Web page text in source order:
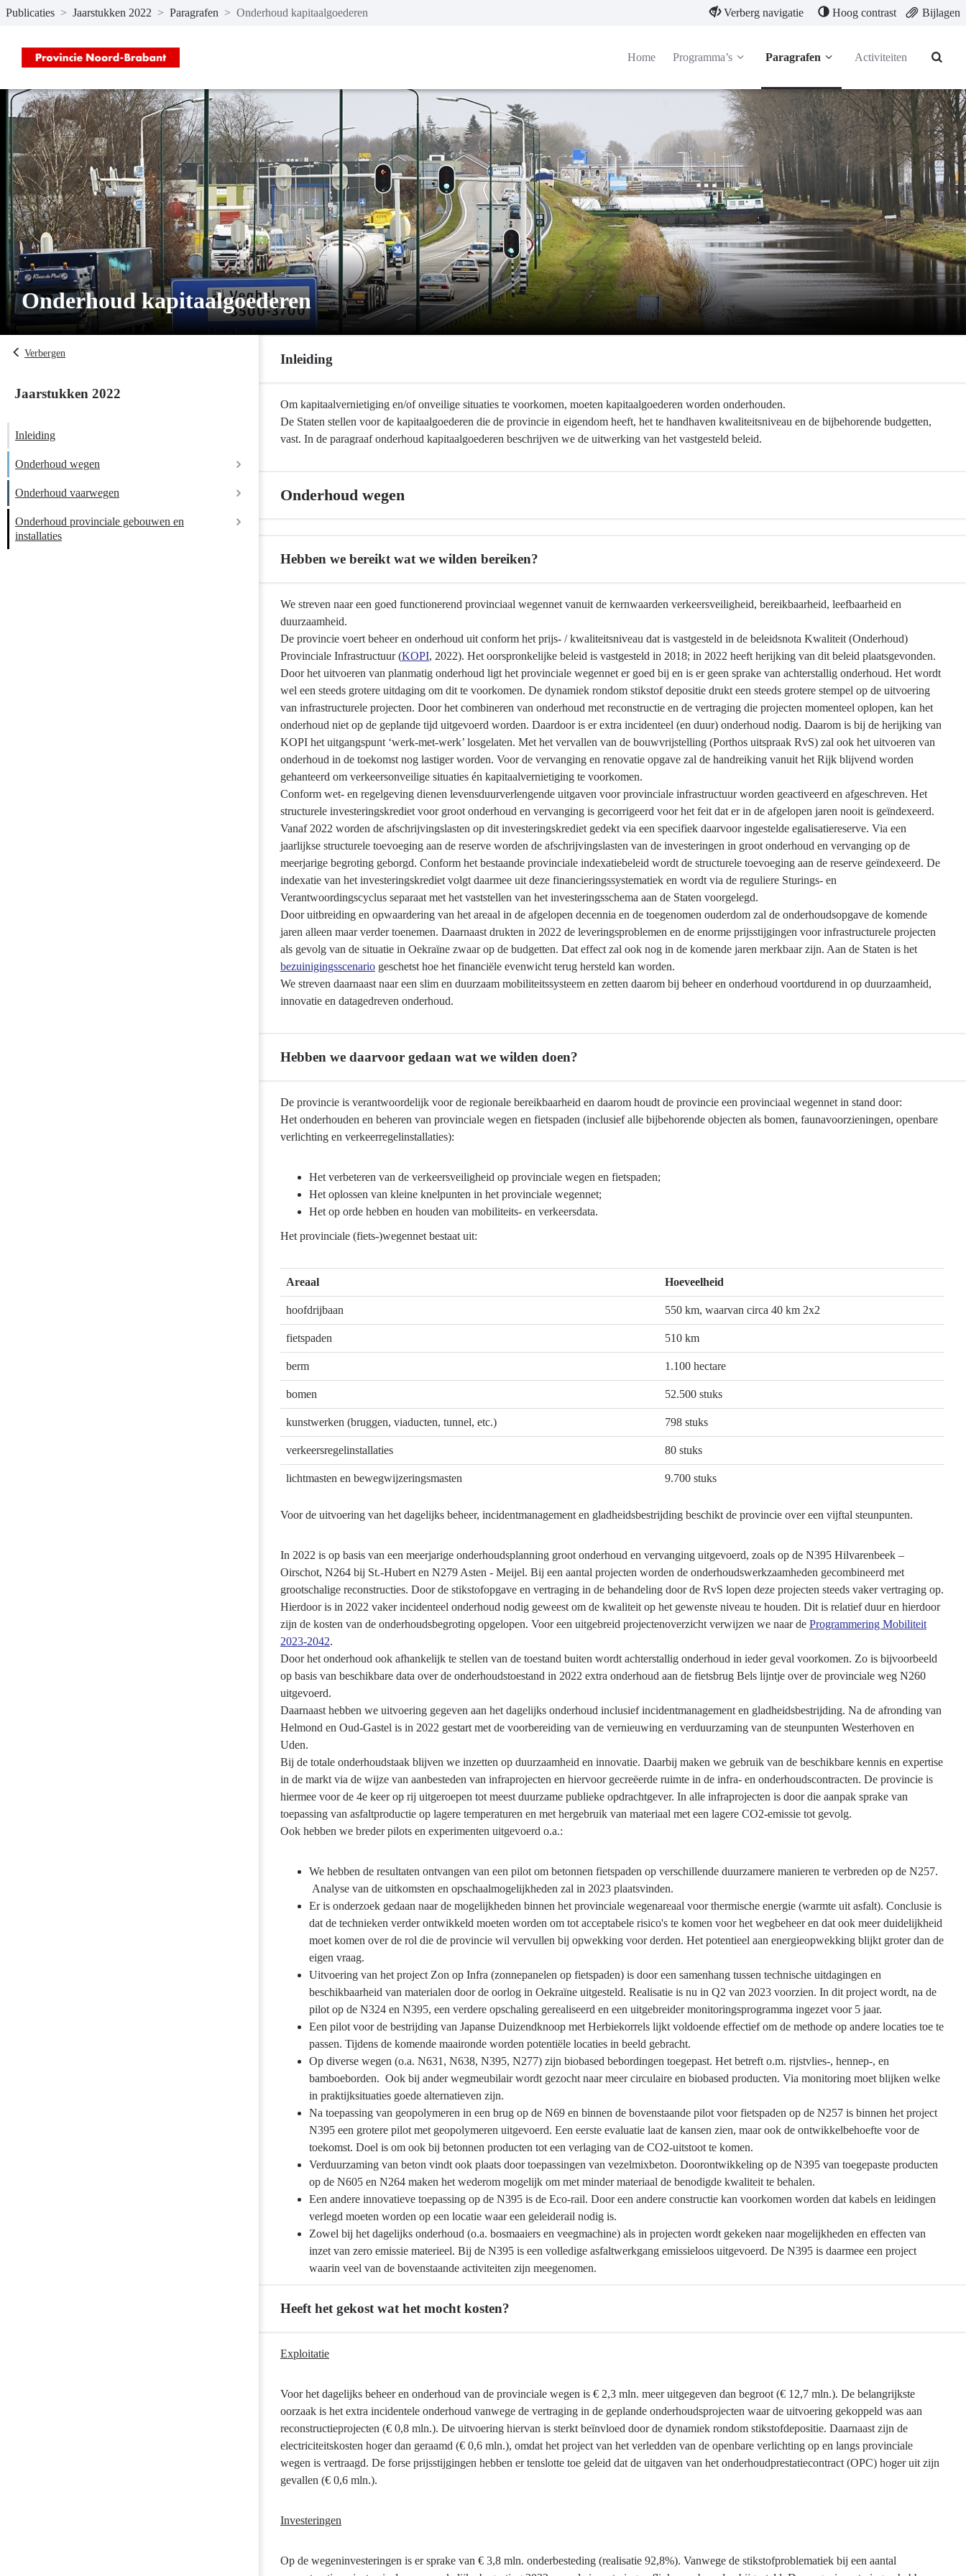
Naar hoofdinhoud
Publicaties > Jaarstukken 2022 > Paragrafen > Onderhoud kapitaalgoederen Verberg navigatie Hoog contrast Bijlagen
Home Programma’s Paragrafen Activiteiten
Onderhoud kapitaalgoederen
Verbergen
Jaarstukken 2022
Inleiding
Onderhoud wegen
Onderhoud vaarwegen
Hebben we bereikt wat we wilden bereiken?
Onderhoud provinciale gebouwen en
installaties
Inleiding
Terug
navigatie
kapitaalgoederen
Om kapitaalvernietiging en/of onveilige situaties te voorkomen, moeten kapitaalgoederen worden onderhouden.
De Staten stellen voor de kapitaalgoederen die de provincie in eigendom heeft, het te handhaven kwaliteitsniveau en de bijbehorende budgetten,
vast. In de paragraaf onderhoud kapitaalgoederen beschrijven we de uitwerking van het vastgesteld beleid.
Onderhoud wegen
Hebben we bereikt wat we wilden bereiken?
Terug
navigatie
Onderhoud
wegen
Hebben
bereikt
wilden
bereiken?
We streven naar een goed functionerend provinciaal wegennet vanuit de kernwaarden verkeersveiligheid, bereikbaarheid, leefbaarheid en
duurzaamheid.
De provincie voert beheer en onderhoud uit conform het prijs- / kwaliteitsniveau dat is vastgesteld in de beleidsnota Kwaliteit (Onderhoud)
Provinciale Infrastructuur (KOPI, 2022). Het oorspronkelijke beleid is vastgesteld in 2018; in 2022 heeft herijking van dit beleid plaatsgevonden.
Door het uitvoeren van planmatig onderhoud ligt het provinciale wegennet er goed bij en is er geen sprake van achterstallig onderhoud. Het wordt
wel een steeds grotere uitdaging om dit te voorkomen. De dynamiek rondom stikstof depositie drukt een steeds grotere stempel op de uitvoering
van infrastructurele projecten. Door het combineren van onderhoud met reconstructie en de vertraging die projecten momenteel oplopen, kan het
onderhoud niet op de geplande tijd uitgevoerd worden. Daardoor is er extra incidenteel (en duur) onderhoud nodig. Daarom is bij de herijking van
KOPI het uitgangspunt ‘werk-met-werk’ losgelaten. Met het vervallen van de bouwvrijstelling (Porthos uitspraak RvS) zal ook het uitvoeren van
onderhoud in de toekomst nog lastiger worden. Voor de vervanging en renovatie opgave zal de handreiking vanuit het Rijk blijvend worden
gehanteerd om verkeersonveilige situaties én kapitaalvernietiging te voorkomen.
Conform wet- en regelgeving dienen levensduurverlengende uitgaven voor provinciale infrastructuur worden geactiveerd en afgeschreven. Het
structurele investeringskrediet voor groot onderhoud en vervanging is gecorrigeerd voor het feit dat er in de afgelopen jaren nooit is geïndexeerd.
Vanaf 2022 worden de afschrijvingslasten op dit investeringskrediet gedekt via een specifiek daarvoor ingestelde egalisatiereserve. Via een
jaarlijkse structurele toevoeging aan de reserve worden de afschrijvingslasten van de investeringen in groot onderhoud en vervanging op de
meerjarige begroting geborgd. Conform het bestaande provinciale indexatiebeleid wordt de structurele toevoeging aan de reserve geïndexeerd. De
indexatie van het investeringskrediet volgt daarmee uit deze financieringssystematiek en wordt via de reguliere Sturings- en
Verantwoordingscyclus separaat met het vaststellen van het investeringsschema aan de Staten voorgelegd.
Door uitbreiding en opwaardering van het areaal in de afgelopen decennia en de toegenomen ouderdom zal de onderhoudsopgave de komende
jaren alleen maar verder toenemen. Daarnaast drukten in 2022 de leveringsproblemen en de enorme prijsstijgingen voor infrastructurele projecten
als gevolg van de situatie in Oekraïne zwaar op de budgetten. Dat effect zal ook nog in de komende jaren merkbaar zijn. Aan de Staten is het
bezuinigingsscenario geschetst hoe het financiële evenwicht terug hersteld kan worden.
We streven daarnaast naar een slim en duurzaam mobiliteitssysteem en zetten daarom bij beheer en onderhoud voortdurend in op duurzaamheid,
innovatie en datagedreven onderhoud.
Hebben we daarvoor gedaan wat we wilden doen?
Terug
navigatie
Onderhoud
wilden
De provincie is verantwoordelijk voor de regionale bereikbaarheid en daarom houdt de provincie een provinciaal wegennet in stand door:
Het onderhouden en beheren van provinciale wegen en fietspaden (inclusief alle bijbehorende objecten als bomen, faunavoorzieningen, openbare
verlichting en verkeerregelinstallaties):
Het verbeteren van de verkeersveiligheid op provinciale wegen en fietspaden;
Het oplossen van kleine knelpunten in het provinciale wegennet;
Het op orde hebben en houden van mobiliteits- en verkeersdata.
Het provinciale (fiets-)wegennet bestaat uit:
Areaal Hoeveelheid
hoofdrijbaan 550 km, waarvan circa 40 km 2x2
fietspaden 510 km
berm 1.100 hectare
bomen 52.500 stuks
kunstwerken (bruggen, viaducten, tunnel, etc.) 798 stuks
verkeersregelinstallaties 80 stuks
lichtmasten en bewegwijzeringsmasten 9.700 stuks
Voor de uitvoering van het dagelijks beheer, incidentmanagement en gladheidsbestrijding beschikt de provincie over een vijftal steunpunten.
In 2022 is op basis van een meerjarige onderhoudsplanning groot onderhoud en vervanging uitgevoerd, zoals op de N395 Hilvarenbeek –
Oirschot, N264 bij St.-Hubert en N279 Asten - Meijel. Bij een aantal projecten worden de onderhoudswerkzaamheden gecombineerd met
grootschalige reconstructies. Door de stikstofopgave en vertraging in de behandeling door de RvS lopen deze projecten steeds vaker vertraging op.
Hierdoor is in 2022 vaker incidenteel onderhoud nodig geweest om de kwaliteit op het gewenste niveau te houden. Dit is relatief duur en hierdoor
zijn de kosten van de onderhoudsbegroting opgelopen. Voor een uitgebreid projectenoverzicht verwijzen we naar de Programmering Mobiliteit
2023-2042.
Door het onderhoud ook afhankelijk te stellen van de toestand buiten wordt achterstallig onderhoud in ieder geval voorkomen. Zo is bijvoorbeeld
op basis van beschikbare data over de onderhoudstoestand in 2022 extra onderhoud aan de fietsbrug Bels lijntje over de provinciale weg N260
uitgevoerd.
Daarnaast hebben we uitvoering gegeven aan het dagelijks onderhoud inclusief incidentmanagement en gladheidsbestrijding. Na de afronding van
Helmond en Oud-Gastel is in 2022 gestart met de voorbereiding van de vernieuwing en verduurzaming van de steunpunten Westerhoven en
Uden.
Bij de totale onderhoudstaak blijven we inzetten op duurzaamheid en innovatie. Daarbij maken we gebruik van de beschikbare kennis en expertise
in de markt via de wijze van aanbesteden van infraprojecten en hiervoor gecreëerde ruimte in de infra- en onderhoudscontracten. De provincie is
hiermee voor de 4e keer op rij uitgeroepen tot meest duurzame publieke opdrachtgever. In alle infraprojecten is door die aanpak sprake van
toepassing van asfaltproductie op lagere temperaturen en met hergebruik van materiaal met een lagere CO2-emissie tot gevolg.
Ook hebben we breder pilots en experimenten uitgevoerd o.a.:
We hebben de resultaten ontvangen van een pilot om betonnen fietspaden op verschillende duurzamere manieren te verbreden op de N257.
Analyse van de uitkomsten en opschaalmogelijkheden zal in 2023 plaatsvinden.
Er is onderzoek gedaan naar de mogelijkheden binnen het provinciale wegenareaal voor thermische energie (warmte uit asfalt). Conclusie is
dat de technieken verder ontwikkeld moeten worden om tot acceptabele risico's te komen voor het wegbeheer en dat ook meer duidelijkheid
moet komen over de rol die de provincie wil vervullen bij opwekking voor derden. Het potentieel aan energieopwekking blijkt groter dan de
eigen vraag.
Uitvoering van het project Zon op Infra (zonnepanelen op fietspaden) is door een samenhang tussen technische uitdagingen en
beschikbaarheid van materialen door de oorlog in Oekraïne uitgesteld. Realisatie is nu in Q2 van 2023 voorzien. In dit project wordt, na de
pilot op de N324 en N395, een verdere opschaling gerealiseerd en een uitgebreider monitoringsprogramma ingezet voor 5 jaar.
Een pilot voor de bestrijding van Japanse Duizendknoop met Herbiekorrels lijkt voldoende effectief om de methode op andere locaties toe te
passen. Tijdens de komende maaironde worden potentiële locaties in beeld gebracht.
Op diverse wegen (o.a. N631, N638, N395, N277) zijn biobased bebordingen toegepast. Het betreft o.m. rijstvlies-, hennep-, en
bamboeborden. Ook bij ander wegmeubilair wordt gezocht naar meer circulaire en biobased producten. Via monitoring moet blijken welke
in praktijksituaties goede alternatieven zijn.
Na toepassing van geopolymeren in een brug op de N69 en binnen de bovenstaande pilot voor fietspaden op de N257 is binnen het project
N395 een grotere pilot met geopolymeren uitgevoerd. Een eerste evaluatie laat de kansen zien, maar ook de ontwikkelbehoefte voor de
toekomst. Doel is om ook bij betonnen producten tot een verlaging van de CO2-uitstoot te komen.
Verduurzaming van beton vindt ook plaats door toepassingen van vezelmixbeton. Doorontwikkeling op de N395 van toegepaste producten
op de N605 en N264 maken het wederom mogelijk om met minder materiaal de benodigde kwaliteit te behalen.
Een andere innovatieve toepassing op de N395 is de Eco-rail. Door een andere constructie kan voorkomen worden dat kabels en leidingen
verlegd moeten worden op een locatie waar een geleiderail nodig is.
Zowel bij het dagelijks onderhoud (o.a. bosmaaiers en veegmachine) als in projecten wordt gekeken naar mogelijkheden en effecten van
inzet van zero emissie materieel. Bij de N395 is een volledige asfaltwerkgang emissieloos uitgevoerd. De N395 is daarmee een project
waarin veel van de bovenstaande activiteiten zijn meegenomen.
Heeft het gekost wat het mocht kosten?
Terug
navigatie
wegen
mocht
Exploitatie
Voor het dagelijks beheer en onderhoud van de provinciale wegen is € 2,3 mln. meer uitgegeven dan begroot (€ 12,7 mln.). De belangrijkste
oorzaak is het extra incidentele onderhoud vanwege de vertraging in de geplande onderhoudsprojecten waar de uitvoering gekoppeld was aan
reconstructieprojecten (€ 0,8 mln.). De uitvoering hiervan is sterkt beïnvloed door de dynamiek rondom stikstofdepositie. Daarnaast zijn de
electriciteitskosten hoger dan geraamd (€ 0,6 mln.), omdat het project van het verledden van de openbare verlichting op en langs provinciale
wegen is vertraagd. De forse prijsstijgingen hebben er tenslotte toe geleid dat de uitgaven van het onderhoudprestatiecontract (OPC) hoger uit zijn
gevallen (€ 0,6 mln.).
Investeringen
Op de wegeninvesteringen is er sprake van € 3,8 mln. onderbesteding (realisatie 92,8%). Vanwege de stikstofproblematiek bij een aantal